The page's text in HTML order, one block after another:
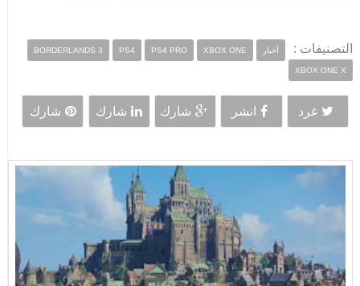
التصنيفات : أخبار BORDERLANDS 3 PS4 PS4 PRO XBOX ONE
XBOX ONE X
غرد انشر شارك شارك شارك